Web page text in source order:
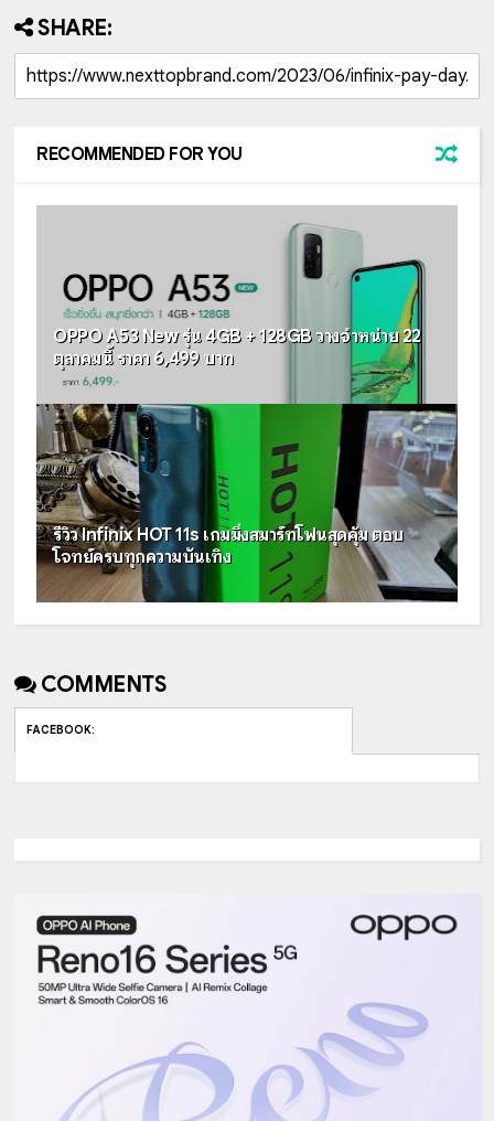
SHARE:
RECOMMENDED FOR YOU
OPPO A53 New รุ่น 4GB + 128GB วางจำหน่าย 22
ตุลาคมนี้ ราคา 6,499 บาท
รีวิว Infinix HOT 11s เกมมิ่งสมาร์ทโฟนสุดคุ้ม ตอบ
โจทย์ครบทุกความบันเทิง
COMMENTS
FACEBOOK: